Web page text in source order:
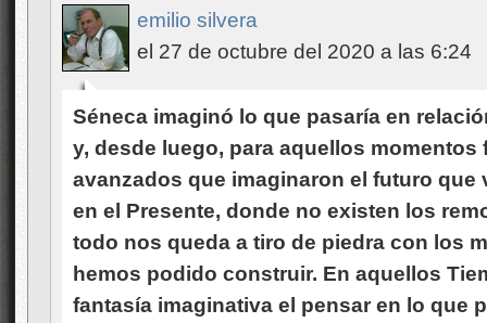
emilio silvera
el 27 de octubre del 2020 a las 6:24
Séneca imaginó lo que pasaría en
y, desde luego, para aquellos
avanzados que imaginaron el futuro que
en el Presente, donde no existen los
todo nos queda a tiro de piedra con los
hemos podido construir. En aquellos
fantasía imaginativa el pensar en lo que